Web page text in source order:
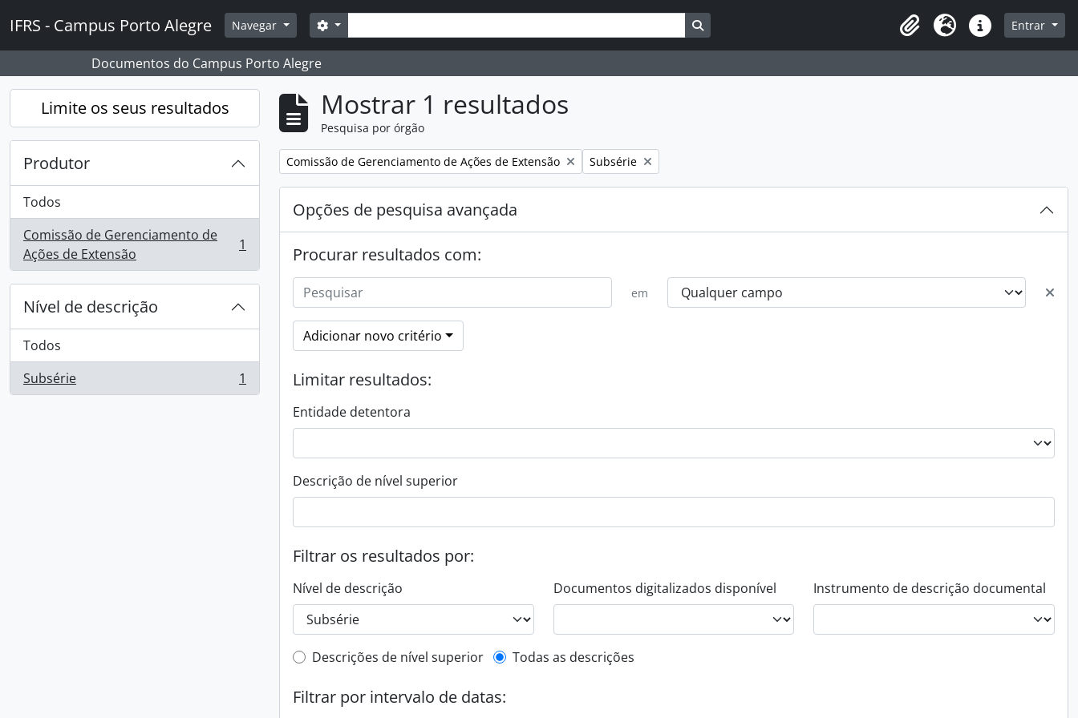
IFRS - Campus Porto Alegre Navegar Pesquisar
Opções de busca Busque na página de navegação
Idioma Ligações rápidas
Entrar
Documentos do Campus Porto Alegre
Limite os seus resultados
Produtor
Todos
Comissão de Gerenciamento de
Ações de Extensão
, 1 resultados 1
Nível de descrição
Todos
Subsérie
, 1 resultados 1
Mostrar 1 resultados
Pesquisa por órgão
Remover filtro:
Comissão de Gerenciamento de Ações de Extensão Remover filtro:
Subsérie
Opções de pesquisa avançada
Procurar resultados com:
em
Adicionar novo critério
Limitar resultados:
Entidade detentora
Descrição de nível superior
Filtrar os resultados por:
Nível de descrição Documentos digitalizados disponível Instrumento de descrição documental
Filtro de descrição de nível superior
Descrições de nível superior Todas as descrições
Filtrar por intervalo de datas: